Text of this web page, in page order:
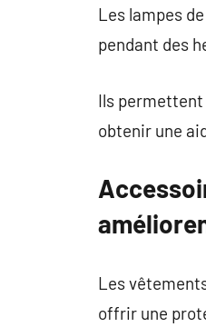
Les lampes
pendant des
Ils permettent
obtenir une
Les
offrir une